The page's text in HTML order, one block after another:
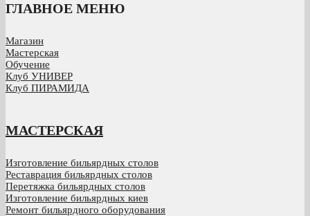
ГЛАВНОЕ МЕНЮ
Магазин
Мастерская
Обучение
Клуб УНИВЕР
Клуб ПИРАМИДА
МАСТЕРСКАЯ
Изготовление бильярдных столов
Реставрация бильярдных столов
Перетяжка бильярдных столов
Изготовление бильярдных киев
Ремонт бильярдного оборудования